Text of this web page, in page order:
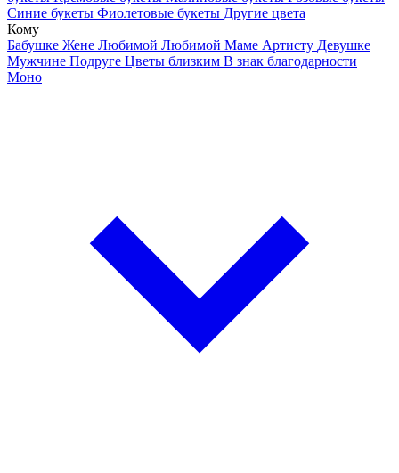
Синие букеты Фиолетовые букеты Другие цвета
Кому
Бабушке Жене Любимой Любимой Маме Артисту Девушке
Мужчине Подруге Цветы близким В знак благодарности
Моно